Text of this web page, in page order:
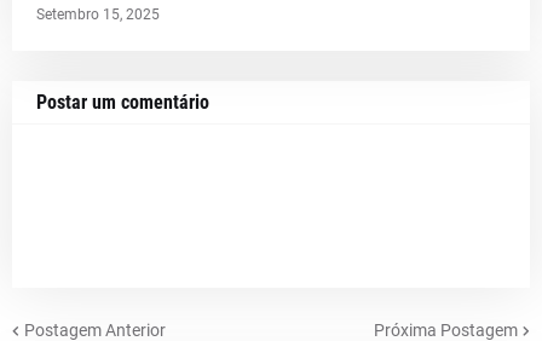
Setembro 15, 2025
Postar um comentário
Postagem Anterior Próxima Postagem